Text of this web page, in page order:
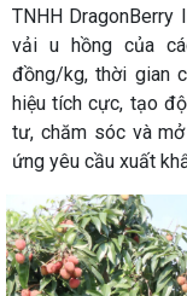
TNHH DragonBerry
vải u hồng của
đồng/kg, thời gian
hiệu tích cực, tạo
tư, chăm sóc và
ứng yêu cầu xuất